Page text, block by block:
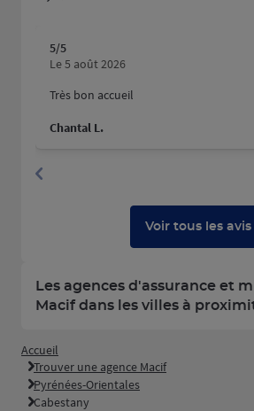
5/5
Le 5 août 2026
Très bon accueil
Chantal L.
Voir tous les avis
Les agences d'assurance et
Macif dans les villes à
Accueil
Trouver une agence Macif
Pyrénées-Orientales
Cabestany